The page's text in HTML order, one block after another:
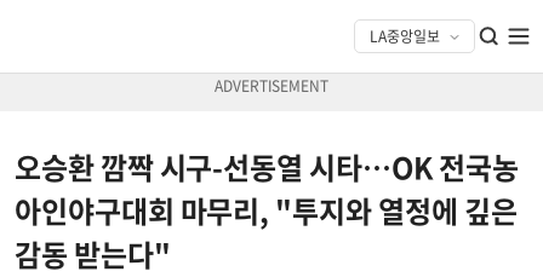
오승환 깜짝 시구-선동열 시타…OK 전국농
아인야구대회 마무리, "투지와 열정에 깊은
감동 받는다"